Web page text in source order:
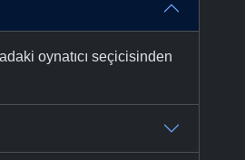
oynatıcı seçicisinden